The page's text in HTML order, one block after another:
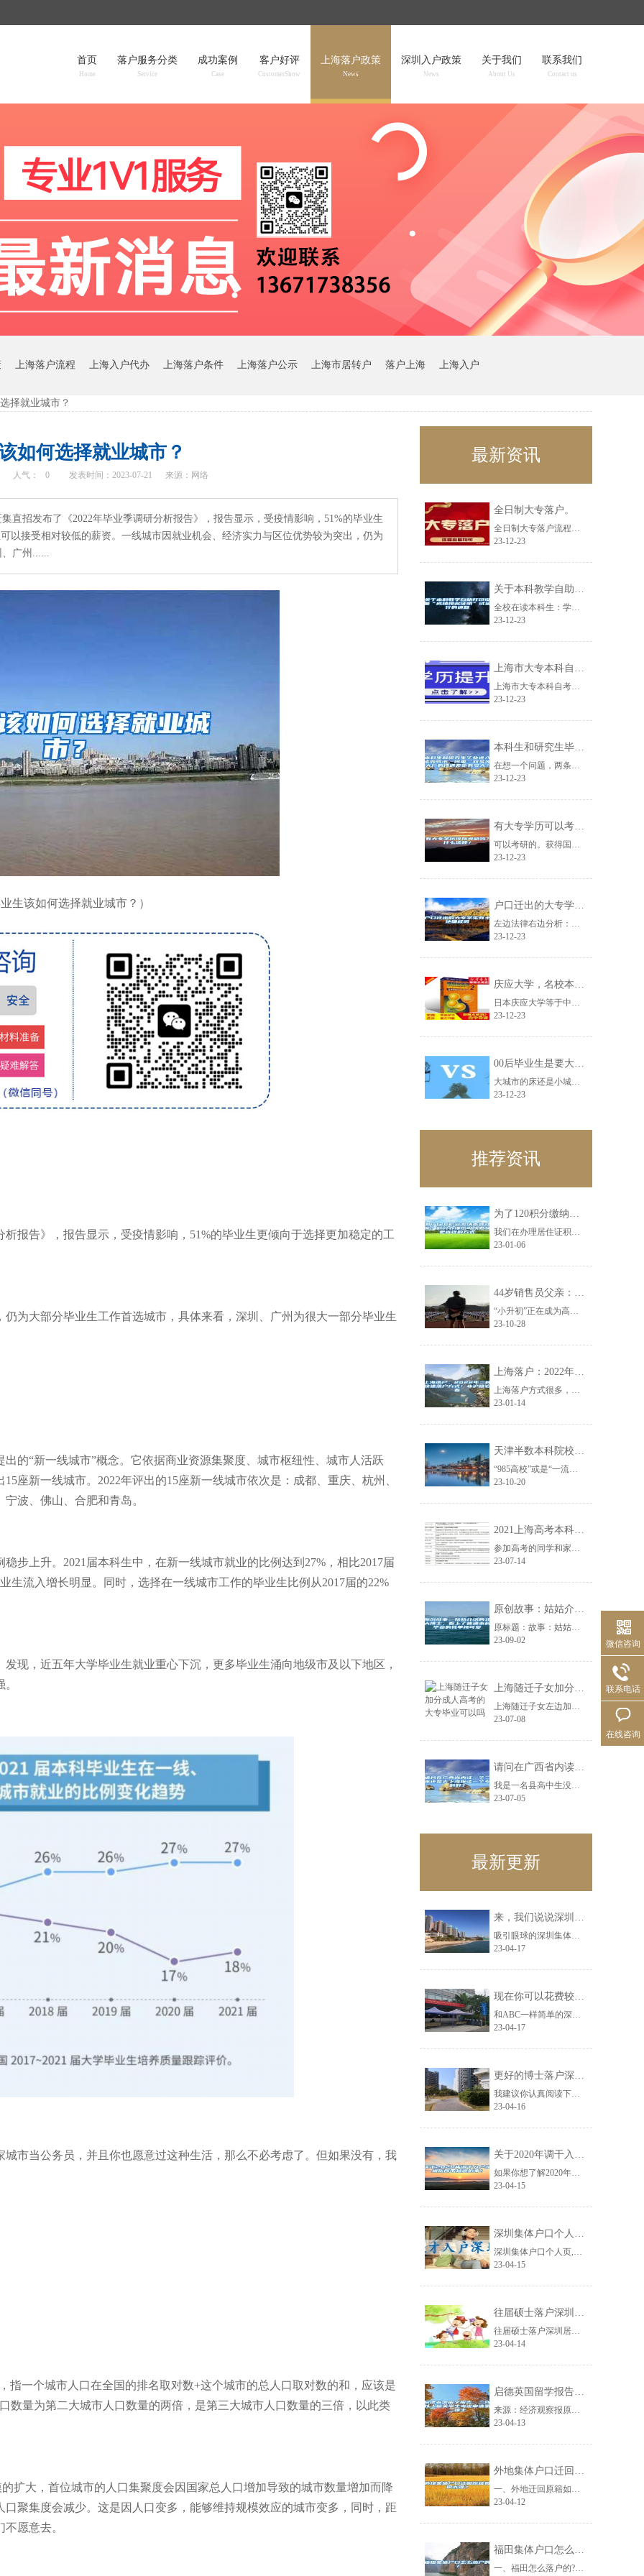
首页
Home
落户服务分类
Service
成功案例
Case
客户好评
CustomerShow
上海落户政策
News
深圳入户政策
News
关于我们
About Us
联系我们
Contact us
上海落户流程 上海入户代办 上海落户条件 上海落户公示 上海市居转户 落户上海 上海入户
择就业城市？
如何选择就业城市？
人气： 0 发表时间：2023-07-21 来源：网络
直招发布了《2022年毕业季调研分析报告》，报告显示，受疫情影响，51%的毕业生
以接受相对较低的薪资。一线城市因就业机会、经济实力与区位优势较为突出，仍为
广州......
生该如何选择就业城市？）
报告》，报告显示，受疫情影响，51%的毕业生更倾向于选择更加稳定的工
为大部分毕业生工作首选城市，具体来看，深圳、广州为很大一部分毕业生
的“新一线城市”概念。它依据商业资源集聚度、城市枢纽性、城市人活跃
座新一线城市。2022年评出的15座新一线城市依次是：成都、重庆、杭州、
波、佛山、合肥和青岛。
步上升。2021届本科生中，在新一线城市就业的比例达到27%，相比2017届
生流入增长明显。同时，选择在一线城市工作的毕业生比例从2017届的22%
现，近五年大学毕业生就业重心下沉，更多毕业生涌向地级市及以下地区，
市当公务员，并且你也愿意过这种生活，那么不必考虑了。但如果没有，我
指一个城市人口在全国的排名取对数+这个城市的总人口取对数的和，应该是
数量为第二大城市人口数量的两倍，是第三大城市人口数量的三倍，以此类
扩大，首位城市的人口集聚度会因国家总人口增加导致的城市数量增加而降
聚集度会减少。这是因人口变多，能够维持规模效应的城市变多，同时，距
愿意去。
最新资讯
全日制大专落户。
全日制大专落户流程。要求：1：必须要求是全日制大专学历。2：年龄35周岁以内......
23-12-23
关于本科教学自助打印设备“成绩排名证明”试运行的通知
全校在读本科生：学生事务大厅本科教学自助打印设备现开通《成绩排名证明》自助打......
23-12-23
上海市大专本科自考体验课2022已更新(今日／流程)
上海市大专本科自考体验课2022已更新(今日/流程)fKgmtj北京百聪教育......
23-12-23
本科生和研究生毕业进入诸如腾讯、阿里、网易等大厂的待遇差距有多大？
在想一个问题，两条道路:1.本科毕业入职，在时间线上看，三年相当于研究生毕业......
23-12-23
有大专学历可以考研吗？什么流程？
可以考研的。获得国家承认的高职高专毕业学历后满2年（从毕业后到录取当年9月1......
23-12-23
户口迁出的大专学生有土地确权吗
左边法律右边分析：户口迁出的大专学生是否有土地确权要分情况而定。如果仅是一个......
23-12-23
庆应大学，名校本科生看不起研究生!
日本庆应大学等于中国什么大学打个比方，单位招人是要南理工的研究生，还是清华的......
23-12-23
00后毕业生是要大城市床还是小城市房？
大城市的床还是小城市的房？这可能是每个毕业生都会面临着困难。选择大城市机会多......
23-12-23
推荐资讯
为了120积分缴纳高额社保？积分办理后可以更换更省钱的方式
我们在办理居住证积分的时候，可以选择不同的积分方式，比如学历积分、职称积分、......
23-01-06
44岁销售员父亲：为了儿子考高中，我重上6年学，拿到本科文凭
“小升初”正在成为高考的前哨战。身处一线城市的家长们，倾尽所能为孩子谋划，将......
23-10-28
上海落户：2022年三种快速落户方式！非沪籍必看
上海落户方式很多，不同方式条件和要求不一，年限也不一样，最长的可以长达10年......
23-01-14
天津半数本科院校“一把手”出自同一所“985”高校！
“985高校”或是“一流大学”无疑是优质高教资源，当地能够有一所“985高校......
23-10-20
2021上海高考本科各批次录取控制分数线公布！查分方式戳→
参加高考的同学和家长们注意了~市教育考试院发布本市普通高等学校秋季招生本科各......
23-07-14
原创故事：姑姑介绍的北大博士，看上了普通本科毕业的我单纯可爱
原标题：故事：姑姑介绍的北大博士，看上了普通本科毕业的我单纯可爱去年刚毕业的......
23-09-02
上海随迁子女加分成人高考的大专毕业可以吗
上海随迁子女左边加分右边成人高考的大专毕业可以吗下面材料仅供参考：成人高考左......
23-07-08
请问在广西省内读一个二本还是去上海报读一个专科好？
我是一名县高中生没有经历，常年在县里，身边亲人提不出建议，所以想在知乎上寻求......
23-07-05
最新更新
来，我们说说深圳集体户口辞职迁到人才市场问题解决之道！
吸引眼球的深圳集体户口辞职迁到人才市场信息非常多，但对你来说没什么用，接下来......
23-04-17
现在你可以花费较少的努力获得深圳研究生落户政策？
和ABC一样简单的深圳研究生落户政策资讯，在网络上越来越少了，如果你刚好遇到......
23-04-17
更好的博士落户深圳的条件应对方法！
我建议你认真阅读下面的文章，分享的博士落户深圳的条件信息很可能网络上从来没有......
23-04-16
关于2020年调干入户深圳你所不知道的事！
如果你想了解2020年调干入户深圳的信息，那么关于2020年调干入户深圳你所......
23-04-15
深圳集体户口个人页,毕业生落户深圳
深圳集体户口个人页,生落户深圳你怎样看待深圳这座城市？可去专栏“在深圳奋斗”......
23-04-15
往届硕士落户深圳居住证入户条件
往届硕士落户深圳居住证入户条件深圳是一座宜居的城市，也是一座敬老爱老的城市。......
23-04-14
启德英国留学报告：三成以上留英学生考虑申请第二硕士
来源：经济观察报原标题：启德英国留学报告：三成以上留英学生考虑申请第二硕士经......
23-04-13
外地集体户口迁回原籍如何办理？
一、外地迁回原籍如何办理?从原籍所在地派出开出同意迁入的准迁证，凭此准迁证即......
23-04-12
福田集体户口怎么落户的？
一、福田怎么落户的?(一)集体户口是农转非的，不能回原籍，若是想要办理落户，......
微信咨询
联系电话
在线咨询